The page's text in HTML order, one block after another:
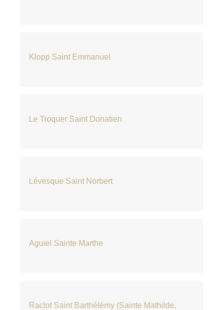
Klopp Saint Emmanuel
Le Troquer Saint Donatien
Lévesque Saint Norbert
Aguiel Sainte Marthe
Raclot Saint Barthélémy (Sainte Mathilde,